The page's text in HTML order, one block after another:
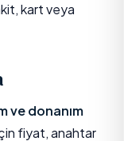
kart veya
ve donanım
fiyat, anahtar